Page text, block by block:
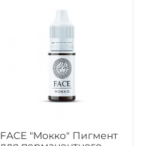
FACE "Мокко" Пигмент